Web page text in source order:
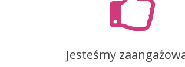
Jesteśmy